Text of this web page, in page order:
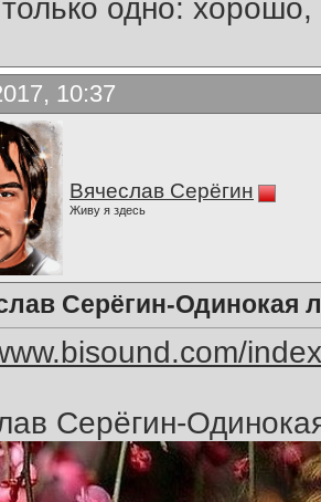
одно:
10:37
Вячеслав Серёгин
Живу я здесь
Серёгин-Одинокая
Серёгин-